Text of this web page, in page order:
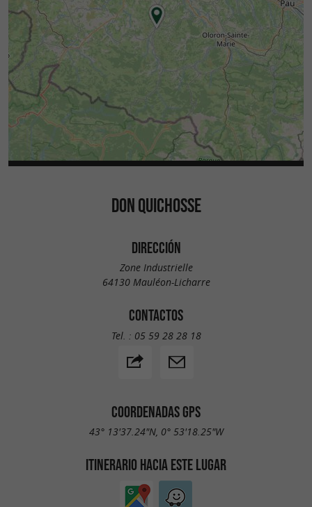
DON QUICHOSSE
DIRECCIÓN
Zone Industrielle
64130 Mauléon-Licharre
CONTACTOS
Tel. : 05 59 28 28 18
COORDENADAS GPS
43° 13'37.24"N, 0° 53'18.25"W
ITINERARIO HACIA ESTE LUGAR